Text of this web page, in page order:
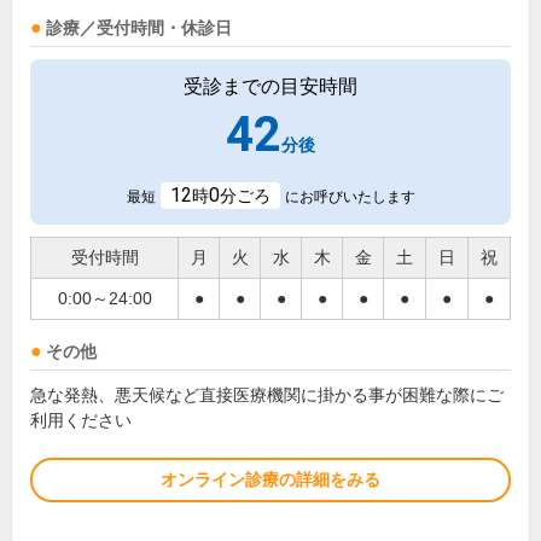
診療／受付時間・休診日
受診までの目安時間
42分後
最短 12時0分ごろ にお呼びいたします
受付時間 月 火 水 木 金 土 日 祝
0:00～24:00 ● ● ● ● ● ● ● ●
その他
急な発熱、悪天候など直接医療機関に掛かる事が困難な際にご
利用ください
オンライン診療の詳細をみる